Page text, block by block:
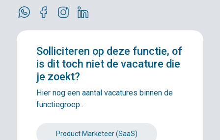
Solliciteren op deze functie, of
is dit toch niet de vacature die
je zoekt?
Hier nog een aantal vacatures binnen de
functiegroep .
Product Marketeer (SaaS)